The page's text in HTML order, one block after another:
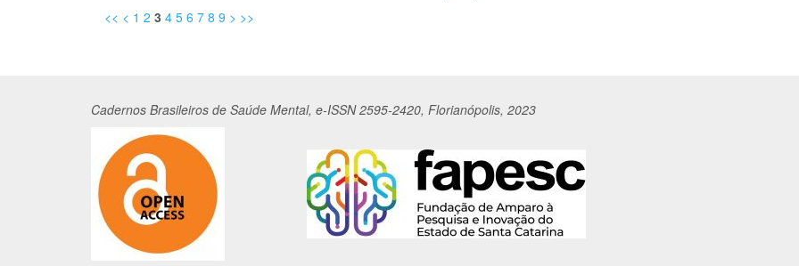
<< < 1 2 3 4 5 6 7 8 9 > >>
Cadernos Brasileiros de Saúde Mental, e-ISSN 2595-2420, Florianópolis, 2023